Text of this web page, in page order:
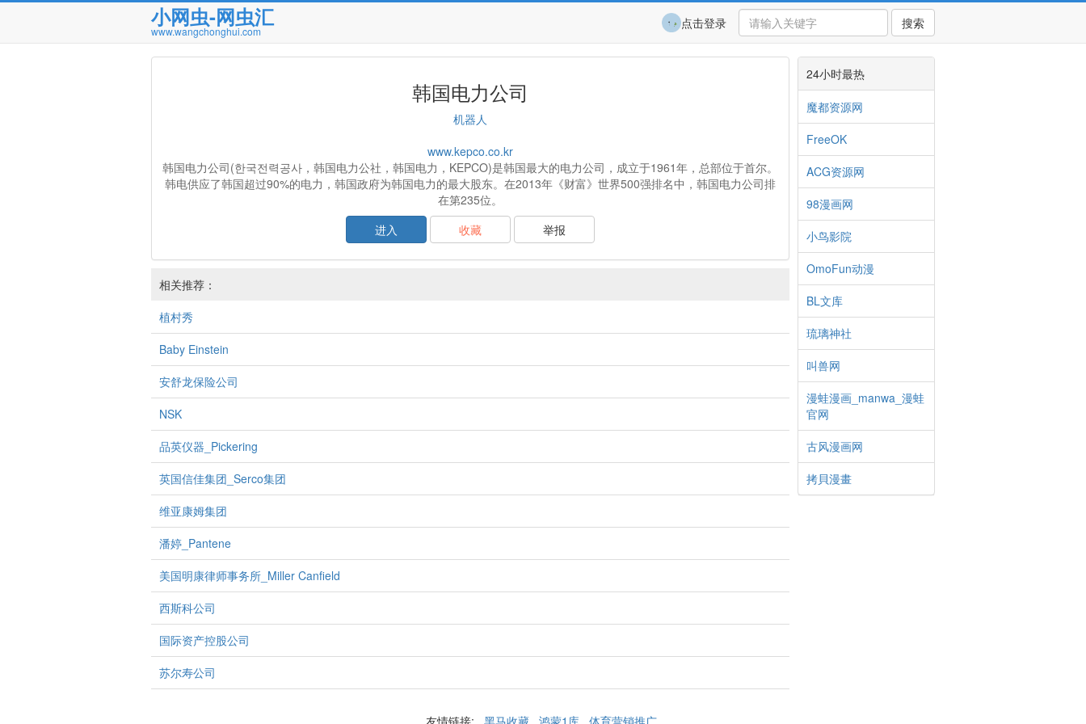
小网虫-网虫汇
www.wangchonghui.com 搜索
点击登录
韩国电力公司
机器人
www.kepco.co.kr
韩国电力公司(한국전력공사，韩国电力公社，韩国电力，KEPCO)是韩国最大的电力公司，成立于1961年，总部位于首尔。
韩电供应了韩国超过90%的电力，韩国政府为韩国电力的最大股东。在2013年《财富》世界500强排名中，韩国电力公司排
在第235位。
进入
收藏 举报
相关推荐：
植村秀
Baby Einstein
安舒龙保险公司
NSK
品英仪器_Pickering
英国信佳集团_Serco集团
维亚康姆集团
潘婷_Pantene
美国明康律师事务所_Miller Canfield
西斯科公司
国际资产控股公司
苏尔寿公司
24小时最热
魔都资源网
FreeOK
ACG资源网
98漫画网
小鸟影院
OmoFun动漫
BL文库
琉璃神社
叫兽网
漫蛙漫画_manwa_漫蛙
官网
古风漫画网
拷貝漫畫
友情链接: 黑马收藏 鸿蒙1库 体育营销推广